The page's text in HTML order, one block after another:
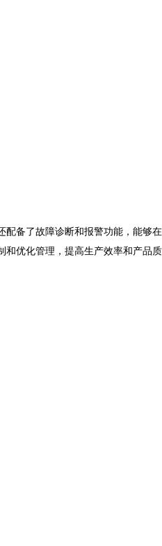
配备了故障诊断和报警功能，能够在
和优化管理，提高生产效率和产品质